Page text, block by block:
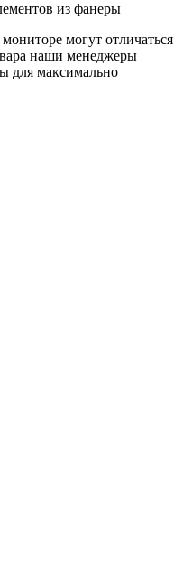
из фанеры
могут отличаться
наши менеджеры
для максимально